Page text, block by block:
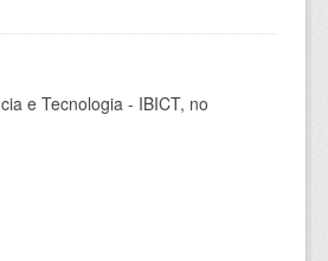
e Tecnologia - IBICT, no